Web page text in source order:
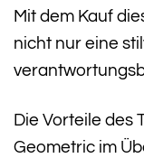
Mit dem Kauf
nicht nur eine
Die Vorteile des
Geometric im